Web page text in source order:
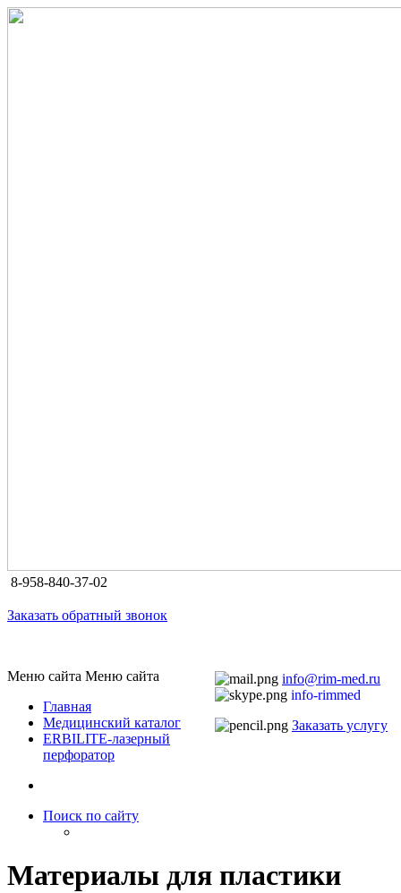
8-958-840-37-02
Заказать обратный звонок
info@rim-med.ru
info-rimmed
Заказать услугу
Меню сайта Меню сайта
Главная
Медицинский каталог
ERBILITE-лазерный
перфоратор
Поиск по сайту
Материалы для пластики